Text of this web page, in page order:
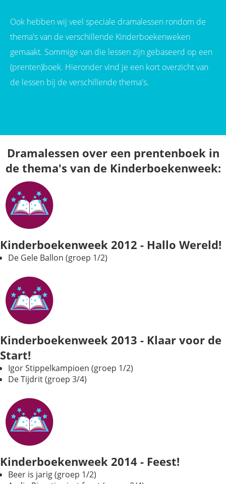
Ook hebben wij veel speciale dramalessen rondom de
thema's van de verschillende Kinderboekenweken
gemaakt. Sommige van die lessen zijn gebaseerd op een
(prenten)boek. Hieronder vind je een kort overzicht van
de lessen bij de verschillende thema's.
Dramalessen over een prentenboek in
de thema's van de Kinderboekenweek:
Kinderboekenweek 2012 - Hallo Wereld!
De Gele Ballon (groep 1/2)
Kinderboekenweek 2013 - Klaar voor de
Start!
Igor Stippelkampioen (groep 1/2)
De Tijdrit (groep 3/4)
Kinderboekenweek 2014 - Feest!
Beer is jarig (groep 1/2)